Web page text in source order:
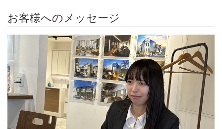
お客様へのメッセージ